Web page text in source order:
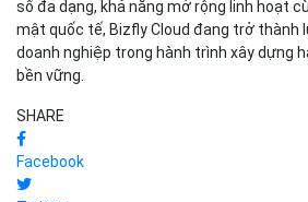
mật quốc tế, Bizfly Cloud đang trở thành
doanh nghiệp trong hành trình xây dựng
bền vững.
Facebook
Twitter